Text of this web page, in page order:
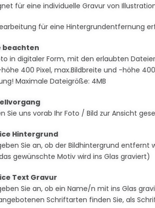
für eine individuelle Gravur von
für eine Hintergrundentfernung
beachten
in digitaler Form, mit den erlaubten
400 Pixel, max.Bildbreite und -höhe
Maximale Dateigröße: 4MB
Sie uns vorab Ihr Foto / Bild zur Ansicht
Hintergrund
Sie an, ob der Bildhintergrund entfernt
gewünschte Motiv wird ins Glas graviert)
Text Gravur
Sie an, ob ein Name/n mit ins Glas
Schriftarten finden Sie, als